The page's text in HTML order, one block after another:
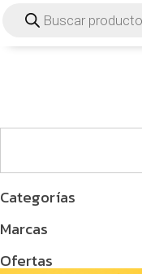
Categorías
Marcas
Ofertas